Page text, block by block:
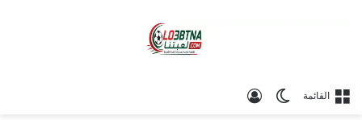
القائمة الوضع المظلم